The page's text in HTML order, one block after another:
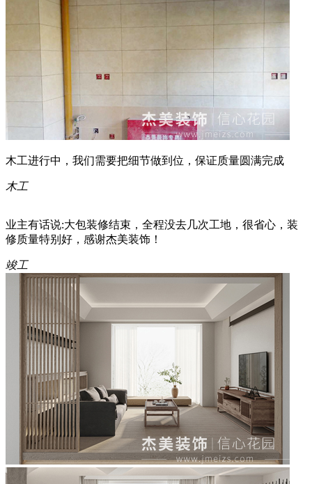
木工进行中，我们需要把细节做到位，保证质量圆满完成
木工
业主有话说:大包装修结束，全程没去几次工地，很省心，装
修质量特别好，感谢杰美装饰！
竣工